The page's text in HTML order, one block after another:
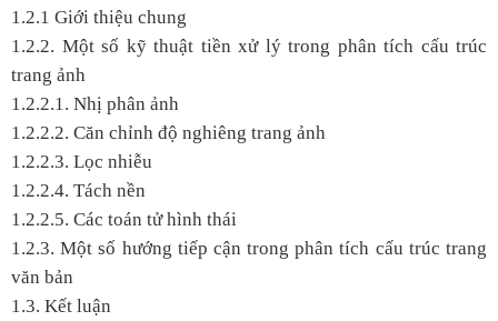
1.2.1 Giới thiệu chung
1.2.2. Một số kỹ thuật tiền xử lý trong phân tích cấu trúc
trang ảnh
1.2.2.1. Nhị phân ảnh
1.2.2.2. Căn chỉnh độ nghiêng trang ảnh
1.2.2.3. Lọc nhiễu
1.2.2.4. Tách nền
1.2.2.5. Các toán tử hình thái
1.2.3. Một số hướng tiếp cận trong phân tích cấu trúc trang
văn bản
1.3. Kết luận